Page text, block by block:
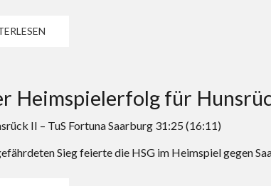
Heimspielerfolg für
II – TuS Fortuna Saarburg 31:25 (16:11)
Sieg feierte die HSG im Heimspiel gegen